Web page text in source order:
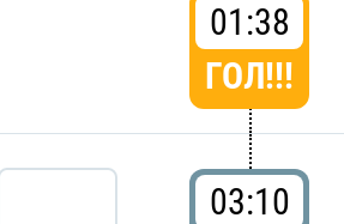
01:38
ГОЛ!!!
03:10